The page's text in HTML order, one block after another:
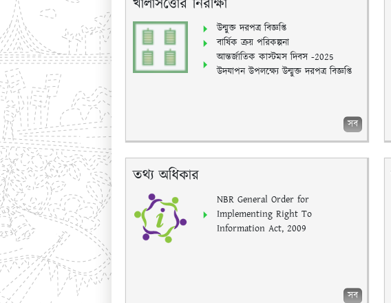
খালাসত্তোর নিরীক্ষা
উন্মুক্ত দরপত্র বিজ্ঞপ্তি
বার্ষিক ক্রয় পরিকল্পনা
আন্তর্জাতিক কাস্টমস দিবস -2025
উদযাপন উপলক্ষ্যে উন্মুক্ত দরপত্র বিজ্ঞপ্তি
সব
তথ্য অধিকার
NBR General Order for
Implementing Right To
Information Act, 2009
সব